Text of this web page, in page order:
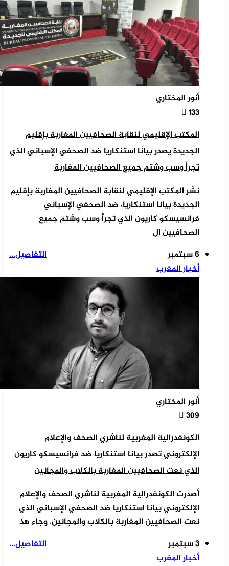
أنور المختاري
133
المكتب الإقليمي لنقابة الصحافيين المغاربة بإقليم
الجديدة يصدر بيانا استنكاريا ضد الصحفي الإسباني الذي
تجرأ وسب وشتم جميع الصحافيين المغاربة
نشر المكتب الإقليمي لنقابة الصحافيين المغاربة بإقليم
الجديدة بيانا استنكاريا، ضد الصحفي الإسباني
فرانسيسكو كاريون الذي تجرأ وسب وشتم جميع
الصحافيين ال
التفاصيل...
6 سبتمبر
أخبار المغرب
أنور المختاري
309
الكونفدرالية المغربية لناشري الصحف والإعلام
الإلكتروني تصدر بيانا استنكاريا ضد فرانسيسكو كاريون
الذي نعت الصحافيين المغاربة بالكلاب والمجانين
أصدرت الكونفدرالية المغربية لناشري الصحف والإعلام
الإلكتروني بيانا استنكاريا ضد الصحفي الإسباني الذي
نعت الصحافيين المغاربة بالكلاب والمجانين. وجاء هذ
التفاصيل...
3 سبتمبر
أخبار المغرب